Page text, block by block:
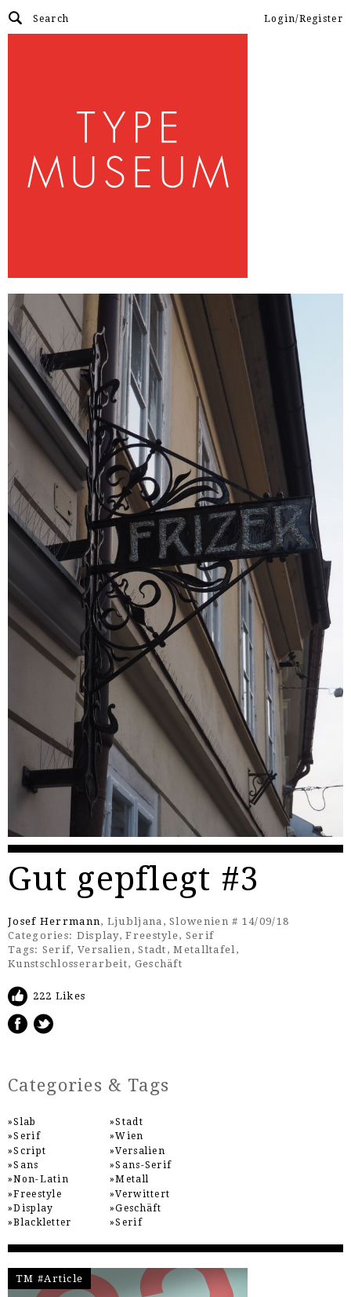
Login/Register
Gut gepflegt #3
Josef Herrmann , Ljubljana, Slowenien # 14/09/18
Categories: Display,Freestyle, Serif
Tags: Serif, Versalien ,Stadt ,Metalltafel ,
Kunstschlosserarbeit, Geschäft
222 Likes
Categories & Tags
Slab
Serif
Script
Sans
Non-Latin
Freestyle
Display
Blackletter
Stadt
Wien
Versalien
Sans-Serif
Metall
Verwittert
Geschäft
Serif
TM #Article